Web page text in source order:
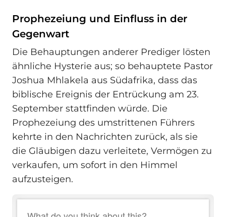
Prophezeiung und Einfluss in der
Gegenwart
Die Behauptungen anderer Prediger lösten
ähnliche Hysterie aus; so behauptete Pastor
Joshua Mhlakela aus Südafrika, dass das
biblische Ereignis der Entrückung am 23.
September stattfinden würde. Die
Prophezeiung des umstrittenen Führers
kehrte in den Nachrichten zurück, als sie
die Gläubigen dazu verleitete, Vermögen zu
verkaufen, um sofort in den Himmel
aufzusteigen.